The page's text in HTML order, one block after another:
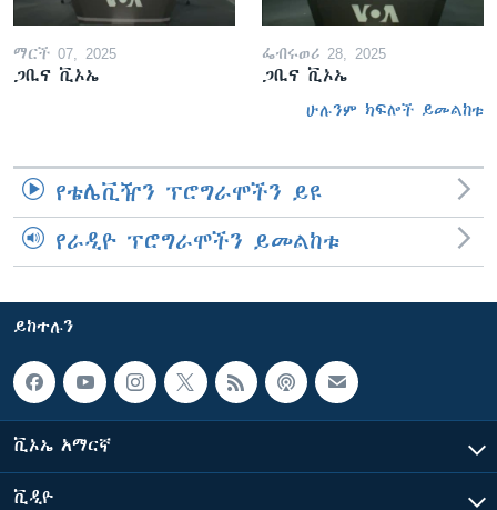
ማርች 07, 2025
ጋቢና ቪኦኤ
ፌብሩወሪ 28, 2025
ጋቢና ቪኦኤ
ሁሉንም ክፍሎች ይመልከቱ
የቴሌቪዥን ፕሮግራሞችን ይዩ
የራዲዮ ፕሮግራሞችን ይመልከቱ
ይከተሉን
ቪኦኤ አማርኛ
ቪዲዮ